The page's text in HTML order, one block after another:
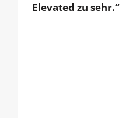
Elevated zu sehr.“